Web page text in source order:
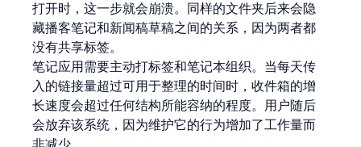
打开时，这一步就会崩溃。同样的文件夹后来会隐
藏播客笔记和新闻稿草稿之间的关系，因为两者都
没有共享标签。
笔记应用需要主动打标签和笔记本组织。当每天传
入的链接量超过可用于整理的时间时，收件箱的增
长速度会超过任何结构所能容纳的程度。用户随后
会放弃该系统，因为维护它的行为增加了工作量而